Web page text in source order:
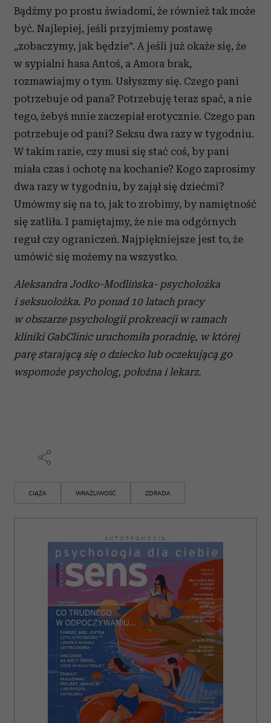
Bądźmy po prostu świadomi, że również tak może
być. Najlepiej, jeśli przyjmiemy postawę
„zobaczymy, jak będzie”. A jeśli już okaże się, że
w sypialni hasa Antoś, a Amora brak,
rozmawiajmy o tym. Usłyszmy się. Czego pani
potrzebuje od pana? Potrzebuję teraz spać, a nie
tego, żebyś mnie zaczepiał erotycznie. Czego pan
potrzebuje od pani? Seksu dwa razy w tygodniu.
W takim razie, czy musi się stać coś, by pani
miała czas i ochotę na kochanie? Kogo zaprosimy
dwa razy w tygodniu, by zajął się dziećmi?
Umówmy się na to, jak to zrobimy, by namiętność
się zatliła. I pamiętajmy, że nie ma odgórnych
reguł czy ograniczeń. Najpiękniejsze jest to, że
umówić się możemy na wszystko.
Aleksandra Jodko-Modlińska- psycholożka
i seksuolożka. Po ponad 10 latach pracy
w obszarze psychologii prokreacji w ramach
kliniki GabClinic uruchomiła poradnię, w której
parę starającą się o dziecko lub oczekującą go
wspomoże psycholog, położna i lekarz.
CIĄŻA WRAŻLIWOŚĆ ZDRADA
AUTOPROMOCJA